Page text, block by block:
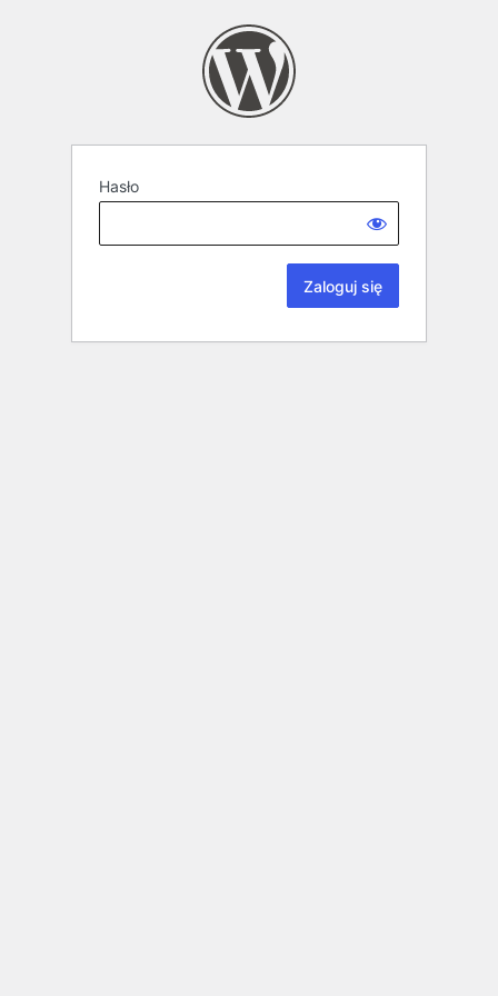
Hasło